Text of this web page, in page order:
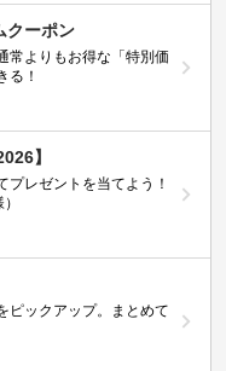
クーポン
常よりもお得な「特別価
る！
】
プレゼントを当てよう！
ピックアップ。まとめて